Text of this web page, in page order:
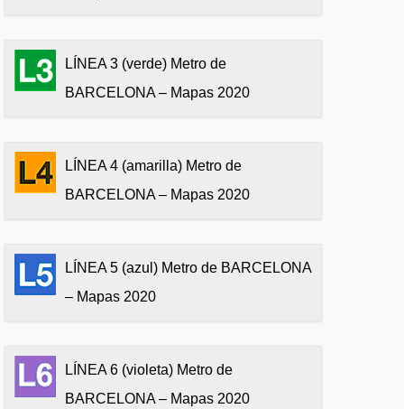
LÍNEA 3 (verde) Metro de
BARCELONA – Mapas 2020
LÍNEA 4 (amarilla) Metro de
BARCELONA – Mapas 2020
LÍNEA 5 (azul) Metro de BARCELONA
– Mapas 2020
LÍNEA 6 (violeta) Metro de
BARCELONA – Mapas 2020